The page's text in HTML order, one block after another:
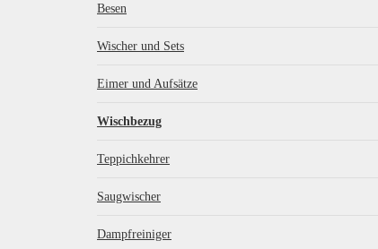
Besen
Wischer und Sets
Eimer und Aufsätze
Wischbezug
Teppichkehrer
Saugwischer
Dampfreiniger